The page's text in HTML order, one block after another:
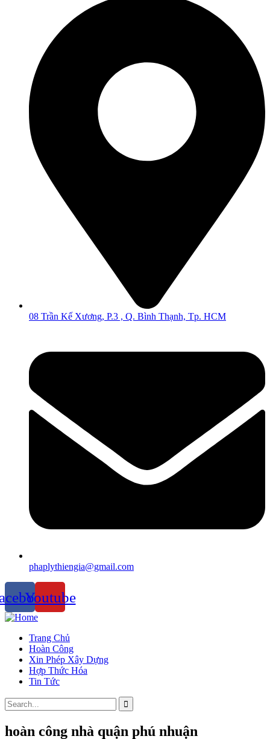
08 Trần Kế Xương, P.3 , Q. Bình Thạnh, Tp. HCM
phaplythiengia@gmail.com
Youtube
Trang Chủ
Hoàn Công
Xin Phép Xây Dựng
Hợp Thức Hóa
Tin Tức
hoàn công nhà quận phú nhuận